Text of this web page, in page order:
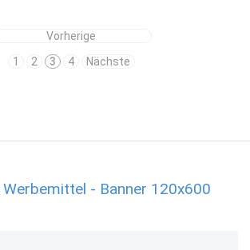
Vorherige
1
2 3 4 Nächste
- Banner 120x600